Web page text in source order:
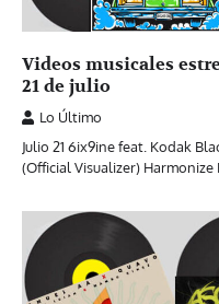
Videos musicales
21 de julio
Lo Último
Julio 21 6ix9ine feat. Kodak
(Official Visualizer) Harmonize